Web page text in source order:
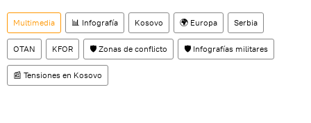
Multimedia 📊 Infografía Kosovo 🌍 Europa Serbia
OTAN KFOR 🛡️ Zonas de conflicto 🛡️ Infografías militares
📰 Tensiones en Kosovo